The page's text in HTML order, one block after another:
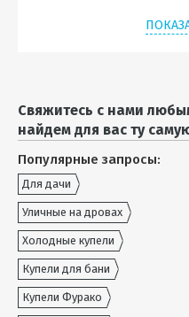
Свяжитесь с нами
найдем для вас ту
Популярные запросы:
Для дачи
Уличные на дровах
Холодные купели
Купели для бани
Купели Фурако